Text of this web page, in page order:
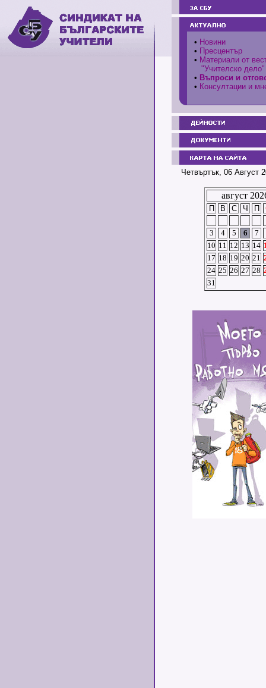
• Новини
• Пресцентър
• Материали от
"Учителско дело"
• Въпроси и
• Консултации и
Четвъртък, 06 Август
август
П В С Ч П
3
4 5 6 7
10 11 12 13 14
17 18 19 20 21
24 25 26 27 28
31